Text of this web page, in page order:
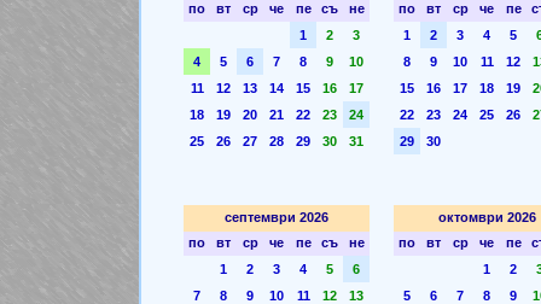
по
вт ср че пе съ
не
1
2
3
4
5 6 7 8 9
10
11
12 13 14 15 16
17
18
19 20 21 22 23
24
25
26 27 28 29 30 31
по
вт ср че пе
1
2 3 4 5
8
9 10 11 12
15
16 17 18 19
22
23 24 25 26
29
30
септември 2026
по
вт ср че пе съ
не
1
2 3 4 5
6
7
8 9 10 11 12
13
октомври 2026
по
вт ср че пе
1
2
5
6 7 8 9